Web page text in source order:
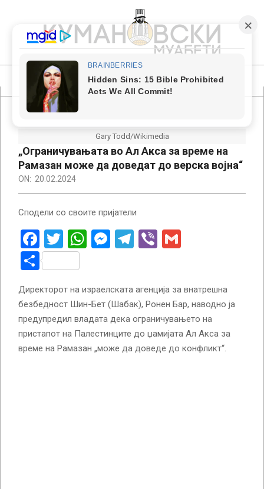
content
КУМАНОВСКИ
МУАБЕТИ
Navigation
Gary Todd/Wikimedia
„Ограничувањата во Ал Акса за време на
Рамазан може да доведат до верска војна“
ON: 20.02.2024
Сподели со своите пријатели
Facebook
Twitter
WhatsApp
Messenger
Telegram
Viber
Share
Директорот на израелската агенција за внатрешна
безбедност Шин-Бет (Шабак), Ронен Бар, наводно ја
предупредил владата дека ограничувањето на
пристапот на Палестинците до џамијата Ал Акса за
време на Рамазан „може да доведе до конфликт“.